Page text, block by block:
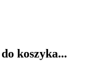
koszyka...